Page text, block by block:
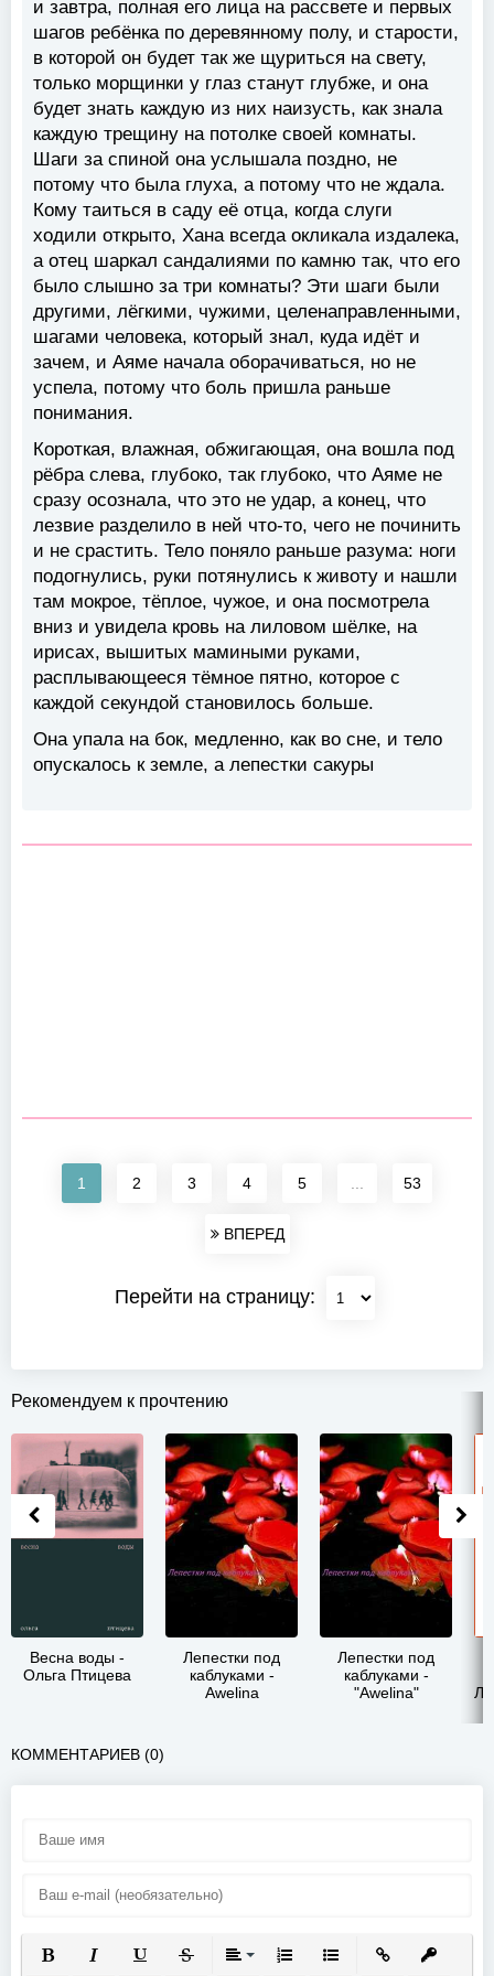
и завтра, полная его лица на рассвете и первых
шагов ребёнка по деревянному полу, и старости,
в которой он будет так же щуриться на свету,
только морщинки у глаз станут глубже, и она
будет знать каждую из них наизусть, как знала
каждую трещину на потолке своей комнаты.
Шаги за спиной она услышала поздно, не
потому что была глуха, а потому что не ждала.
Кому таиться в саду её отца, когда слуги
ходили открыто, Хана всегда окликала издалека,
а отец шаркал сандалиями по камню так, что его
было слышно за три комнаты? Эти шаги были
другими, лёгкими, чужими, целенаправленными,
шагами человека, который знал, куда идёт и
зачем, и Аяме начала оборачиваться, но не
успела, потому что боль пришла раньше
понимания.
Короткая, влажная, обжигающая, она вошла под
рёбра слева, глубоко, так глубоко, что Аяме не
сразу осознала, что это не удар, а конец, что
лезвие разделило в ней что-то, чего не починить
и не срастить. Тело поняло раньше разума: ноги
подогнулись, руки потянулись к животу и нашли
там мокрое, тёплое, чужое, и она посмотрела
вниз и увидела кровь на лиловом шёлке, на
ирисах, вышитых мамиными руками,
расплывающееся тёмное пятно, которое с
каждой секундой становилось больше.
Она упала на бок, медленно, как во сне, и тело
опускалось к земле, а лепестки сакуры
1 2 3 4 5 53
ВПЕРЕД
Перейти на страницу:
Рекомендуем к прочтению
Весна воды -
Ольга Птицева
Лепестки под
каблуками -
Awelina
Лепестки под
каблуками -
"Awelina"
КОММЕНТАРИЕВ (0)